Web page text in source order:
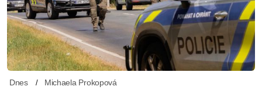
Dnes Michaela Prokopová